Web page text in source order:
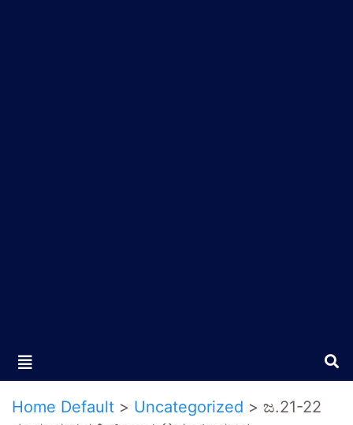
Home Default > Uncategorized > ಜ.21-22